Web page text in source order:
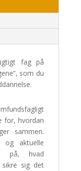
fag på
som du
for, hvordan
sammen.
og aktuelle
på, hvad
sig det